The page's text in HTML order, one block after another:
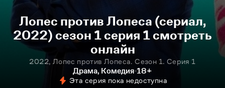
Лопес против Лопеса (сериал,
2022) сезон 1 серия 1 смотреть
онлайн
2022, Лопес против Лопеса. Сезон 1. Серия 1
Драма, Комедия 18+
Эта серия пока недоступна